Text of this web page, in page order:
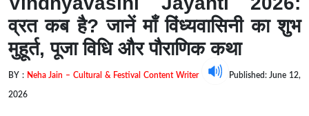
व्रत कब है? जानें माँ विंध्यवासिनी का शुभ
मुहूर्त, पूजा विधि और पौराणिक कथा
BY : Neha Jain – Cultural & Festival Content Writer Published: June 12,
2026